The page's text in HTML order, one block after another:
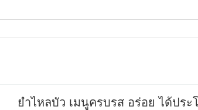
ยำไหลบัว เมนูครบรส อร่อย ได้ประ